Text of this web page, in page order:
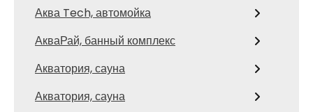
Аква Tech, автомойка
АкваРай, банный комплекс
Акватория, сауна
Акватория, сауна